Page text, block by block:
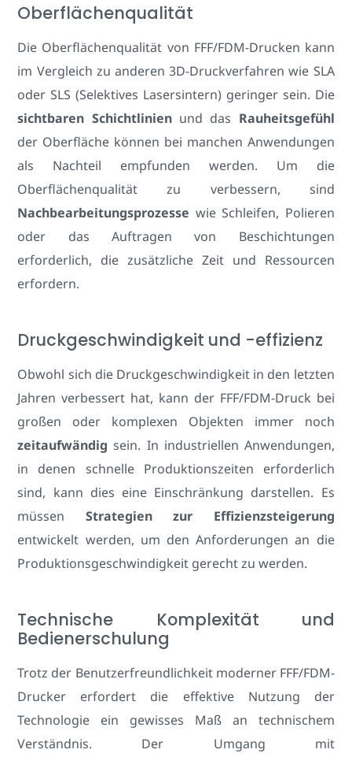
Oberflächenqualität
Die Oberflächenqualität von FFF/FDM-Drucken kann
im Vergleich zu anderen 3D-Druckverfahren wie SLA
oder SLS (Selektives Lasersintern) geringer sein. Die
sichtbaren Schichtlinienund das Rauheitsgefühl
der Oberfläche können bei manchen Anwendungen
als Nachteil empfunden werden. Um die
Oberflächenqualität zu verbessern, sind
Nachbearbeitungsprozesse wie Schleifen, Polieren
oder das Auftragen von Beschichtungen
erforderlich, die zusätzliche Zeit und Ressourcen
erfordern.
Druckgeschwindigkeit und -effizienz
Obwohl sich die Druckgeschwindigkeit in den letzten
Jahren verbessert hat, kann der FFF/FDM-Druck bei
großen oder komplexen Objekten immer noch
zeitaufwändigsein. In industriellen Anwendungen,
in denen schnelle Produktionszeiten erforderlich
sind, kann dies eine Einschränkung darstellen. Es
müssen Strategien zur Effizienzsteigerung
entwickelt werden, um den Anforderungen an die
Produktionsgeschwindigkeit gerecht zu werden.
Technische Komplexität und
Bedienerschulung
Trotz der Benutzerfreundlichkeit moderner FFF/FDM-
Drucker erfordert die effektive Nutzung der
Technologie ein gewisses Maß an technischem
Verständnis. Der Umgang mit